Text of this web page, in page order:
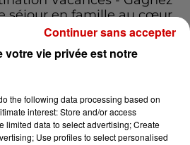
séjour en famille au cœur
Vacances : inscrivez-
!
votre vie privée est notre
the following data processing based on
interest: Store and/or access
limited data to select advertising; Create
Use profiles to select personalised
Continuer sans accepter